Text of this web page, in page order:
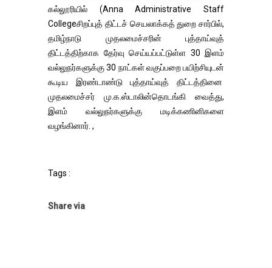
கல்லூரியில் (Anna Administrative Staff
Collegeசிறப்புத் திட்டச் செயலாக்கத் துறை சார்பில்,
தமிழ்நாடு முதலமைச்சரின் புத்தாய்வுத்
திட்டத்திற்காக தேர்வு செய்யப்பட்டுள்ள 30 இளம்
வல்லுநர்களுக்கு 30 நாட்கள் வகுப்பறை பயிற்சியுடன்
கூடிய இரண்டாண்டு புத்தாய்வுத் திட்டத்தினை
முதலமைச்சர் மு.க.ஸ்டாலின்தொடங்கி வைத்து,
இளம் வல்லுநர்களுக்கு மடிக்கணினிகளை
வழங்கினார். ,
Tags :
Share via